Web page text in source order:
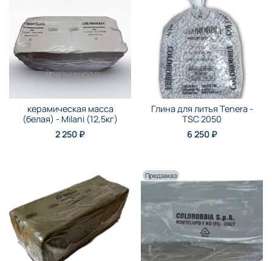
керамическая масса
(белая) - Milani (12,5кг)
2 250 ₽
Глина для литья Tenera -
TSC 2050
6 250 ₽
Предзаказ